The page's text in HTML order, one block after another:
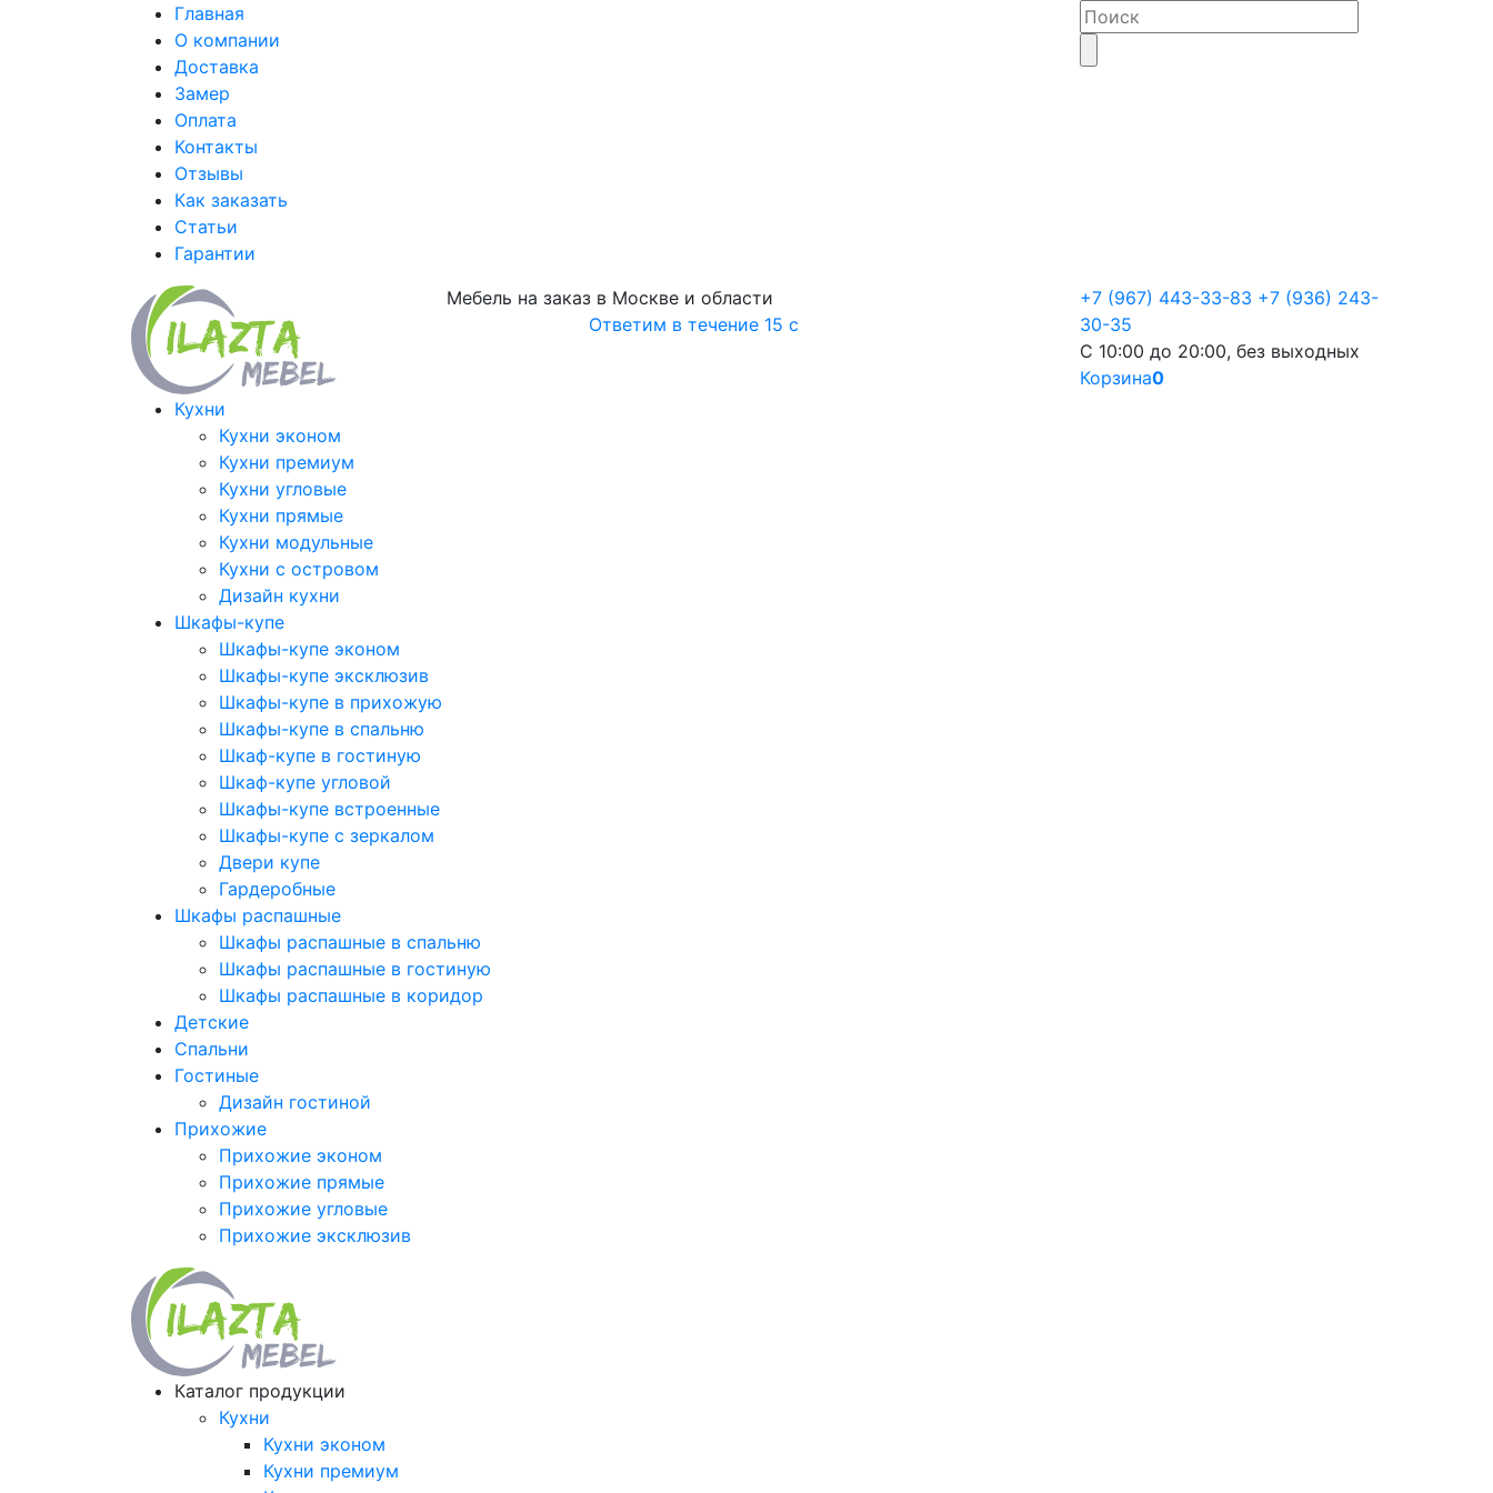
Главная
О компании
Доставка
Замер
Оплата
Контакты
Отзывы
Как заказать
Статьи
Гарантии
Мебель на заказ в Москве и области
Ответим в течение 15 с
+7 (967) 443-33-83 +7 (936) 243-
30-35
С 10:00 до 20:00, без выходных
Корзина0
Кухни
Кухни эконом
Кухни премиум
Кухни угловые
Кухни прямые
Кухни модульные
Кухни с островом
Дизайн кухни
Шкафы-купе
Шкафы-купе эконом
Шкафы-купе эксклюзив
Шкафы-купе в прихожую
Шкафы-купе в спальню
Шкаф-купе в гостиную
Шкаф-купе угловой
Шкафы-купе встроенные
Шкафы-купе с зеркалом
Двери купе
Гардеробные
Шкафы распашные
Шкафы распашные в спальню
Шкафы распашные в гостиную
Шкафы распашные в коридор
Детские
Спальни
Гостиные
Дизайн гостиной
Прихожие
Прихожие эконом
Прихожие прямые
Прихожие угловые
Прихожие эксклюзив
Каталог продукции
Кухни
Кухни эконом
Кухни премиум